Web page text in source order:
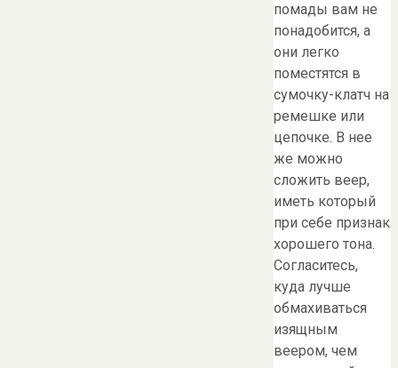
помады вам не
понадобится, а
они легко
поместятся в
сумочку-клатч на
ремешке или
цепочке. В нее
же можно
сложить веер,
иметь который
при себе признак
хорошего тона.
Согласитесь,
куда лучше
обмахиваться
изящным
веером, чем